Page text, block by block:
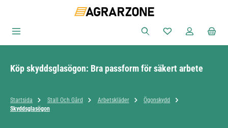
Du har 0 objekt i
Köp skyddsglasögon: Bra passform för säkert arbete
Startsida Stall Och Gård Arbetskläder
Ögonskydd
Skyddsglasögon